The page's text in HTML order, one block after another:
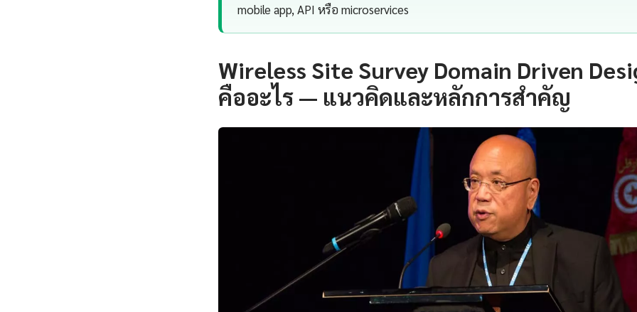
mobile app, API หรือ microservices
Wireless Site Survey Domain Driven
คืออะไร — แนวคิดและหลักการสำคัญ